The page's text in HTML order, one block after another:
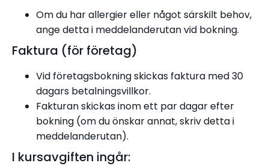
Om du har allergier eller något särskilt behov,
ange detta i meddelanderutan vid bokning.
Faktura (för företag)
Vid företagsbokning skickas faktura med 30
dagars betalningsvillkor.
Fakturan skickas inom ett par dagar efter
bokning (om du önskar annat, skriv detta i
meddelanderutan).
I kursavgiften ingår: